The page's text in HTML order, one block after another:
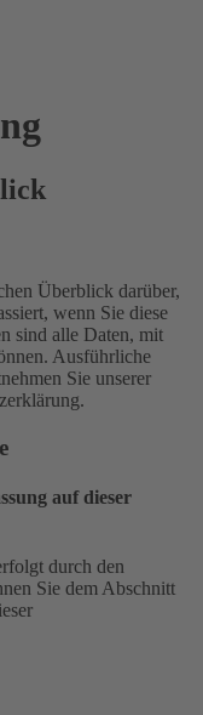
Überblick darüber,
wenn Sie diese
sind alle Daten, mit
Ausführliche
Sie unserer
auf dieser
durch den
Sie dem Abschnitt